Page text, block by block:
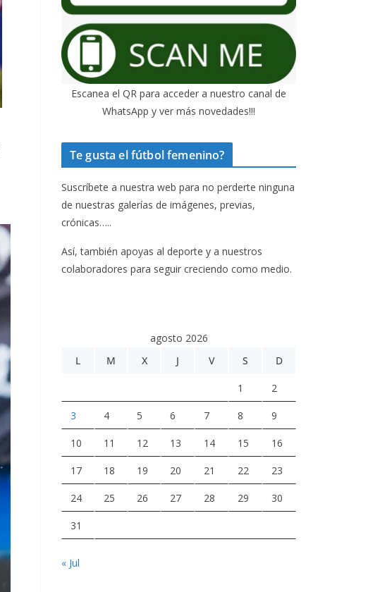
Escanea el QR para acceder a nuestro canal de
WhatsApp y ver más novedades!!!
Te gusta el fútbol femenino?
Suscríbete a nuestra web para no perderte ninguna
de nuestras galerías de imágenes, previas,
crónicas…..
Así, también apoyas al deporte y a nuestros
colaboradores para seguir creciendo como medio.
agosto 2026
L
M X J V S D
1 2
3 4 5 6 7 8 9
10 11 12 13 14 15 16
17 18 19 20 21 22 23
24 25 26 27 28 29 30
31
« Jul